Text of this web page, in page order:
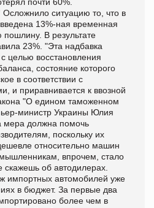
Осложнило ситуацию то, что в
13%-ная временная
В результате
23%. "Эта надбавка
целью восстановления
состояние которого
в соответствии с
и приравнивается к ввозной
"О едином таможенном
министр Украины Юлия
мера должна помочь
поскольку их
относительно машин
впрочем, стало
скажешь об автодилерах.
импортных автомобилей уже
в бюджет. За первые два
более чем в